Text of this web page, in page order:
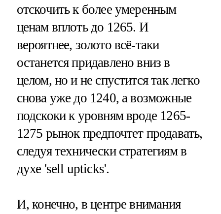
отскочить к более умеренным
ценам вплоть до 1265. И
вероятнее, золото всё-таки
останется придавлено вниз в
целом, но и не спустится так легко
снова уже до 1240, а возможные
подскоки к уровням вроде 1265-
1275 рынок предпочтет продавать,
следуя технически стратегиям в
духе 'sell upticks'.
И, конечно, в центре внимания